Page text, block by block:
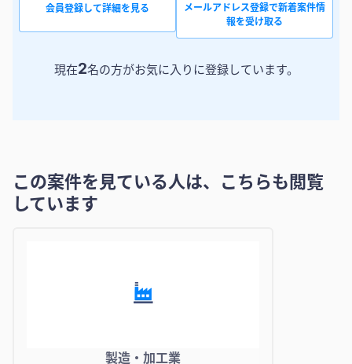
会員登録して詳細を見る
メールアドレス登録で新着案件情
報を受け取る
現在2名の方がお気に入りに登録しています。
この案件を見ている人は、こちらも閲覧
しています
製造・加工業